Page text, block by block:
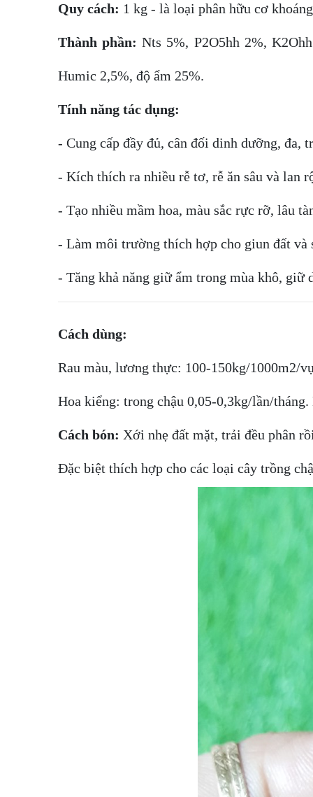
Quy cách: 1 kg - là loại phân hữu cơ
Thành phần: Nts 5%, P2O5hh 2%,
Humic 2,5%, độ ẩm 25%.
Tính năng tác dụng:
- Cung cấp đầy đủ, cân đối dinh dưỡng, đa,
- Kích thích ra nhiều rễ tơ, rễ ăn sâu và lan
- Tạo nhiều mầm hoa, màu sắc rực rỡ, lâu
- Làm môi trường thích hợp cho giun đất và
- Tăng khả năng giữ ẩm trong mùa khô,
Cách dùng:
Rau màu, lương thực: 100-150kg/1000m2/
Hoa kiểng: trong chậu 0,05-0,3kg/lần/
Cách bón: Xới nhẹ đất mặt, trải đều phân
Đặc biệt thích hợp cho các loại cây trồng